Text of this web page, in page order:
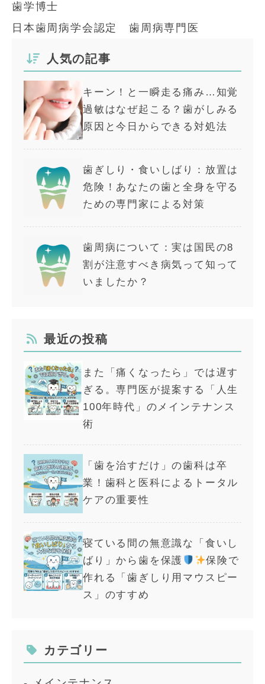
歯学博士
日本歯周病学会認定 歯周病専門医
人気の記事
キーン！と一瞬走る痛み…知覚
過敏はなぜ起こる？歯がしみる
原因と今日からできる対処法
歯ぎしり・食いしばり：放置は
危険！あなたの歯と全身を守る
ための専門家による対策
歯周病について：実は国民の8
割が注意すべき病気って知って
いましたか？
最近の投稿
また「痛くなったら」では遅す
ぎる。専門医が提案する「人生
100年時代」のメインテナンス
術
「歯を治すだけ」の歯科は卒
業！歯科と医科によるトータル
ケアの重要性
寝ている間の無意識な「食いし
ばり」から歯を保護
保険で
作れる「歯ぎしり用マウスピー
ス」のすすめ
カテゴリー